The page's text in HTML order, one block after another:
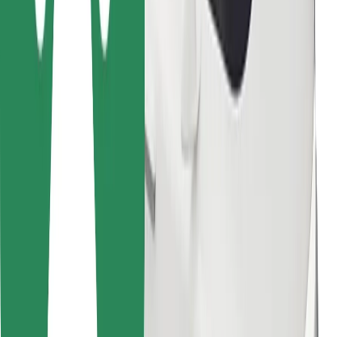
Cookies
Seguridad
Descargar la app de Bolt
Encontrá tu comida favorita
Descargar la app de Bolt Food